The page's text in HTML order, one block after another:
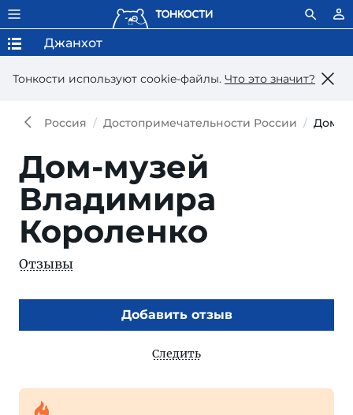
Тонкости используют сookie-файлы. Что это значит?
Джанхот
Россия Достопримечательности России Дом-
Дом-музей
Владимира
Короленко
Отзывы
Добавить отзыв
Следить